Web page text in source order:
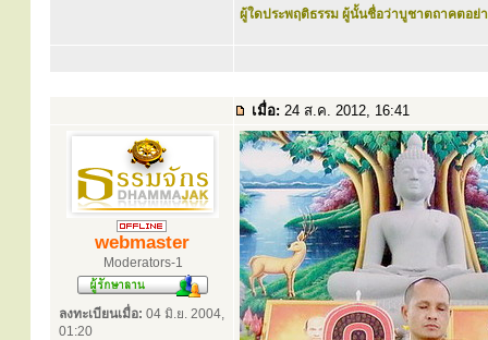
ผู้ใดประพฤติธรรม ผู้นั้นชื่อว่าบูชาตถาคตอย่า
เมื่อ: 24 ส.ค. 2012, 16:41
webmaster
Moderators-1
ลงทะเบียนเมื่อ: 04 มิ.ย. 2004,
01:20